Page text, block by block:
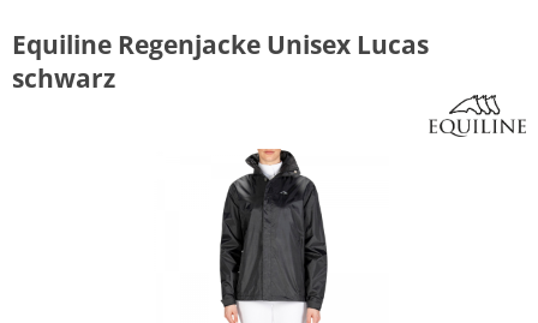
Equiline Regenjacke Unisex Lucas
schwarz